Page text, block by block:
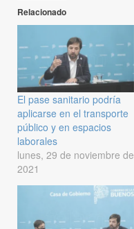
Relacionado
El pase sanitario podría
aplicarse en el transporte
público y en espacios
laborales
lunes, 29 de noviembre de
2021